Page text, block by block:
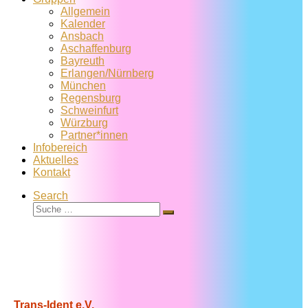
Allgemein
Kalender
Ansbach
Aschaffenburg
Bayreuth
Erlangen/Nürnberg
München
Regensburg
Schweinfurt
Würzburg
Partner*innen
Infobereich
Aktuelles
Kontakt
Search
Suche
Suche
Trans-Ident e.V.